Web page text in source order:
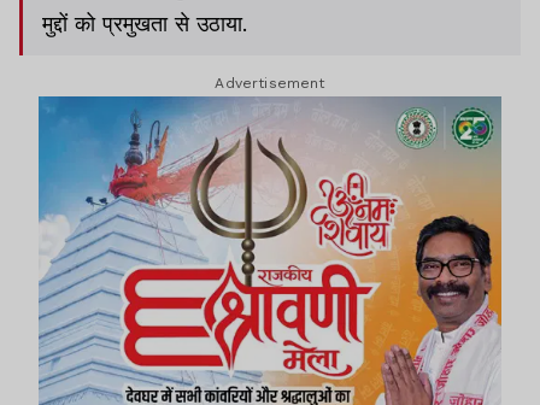
मुद्दों को प्रमुखता से उठाया.
Advertisement